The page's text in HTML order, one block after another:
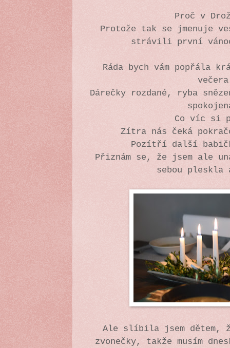
Proč v
Protože tak se jmenuje
strávili první
Ráda bych vám popřála
Dárečky rozdané, ryba
Co víc si
Zítra nás čeká
Pozítří další
Přiznám se, že jsem ale
sebou
Ale slíbila jsem dětem,
zvonečky, takže musím